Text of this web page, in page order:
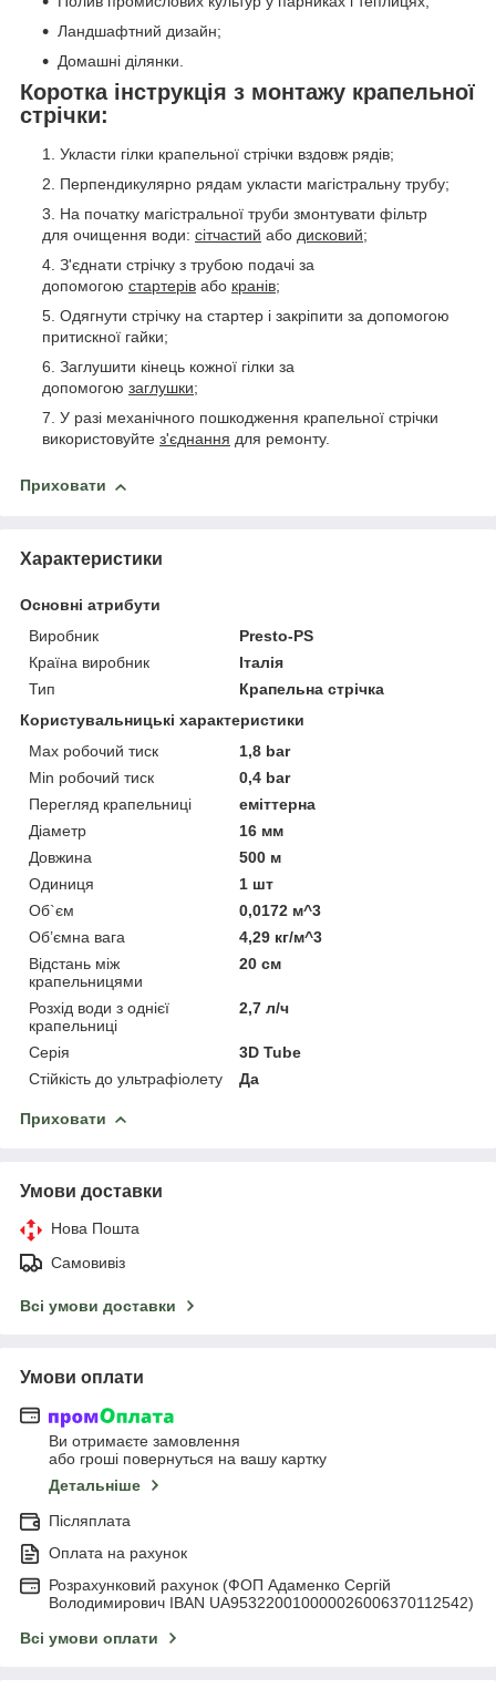
Ландшафтний дизайн;
Домашні ділянки.
Коротка інструкція з монтажу крапельної
стрічки:
Укласти гілки крапельної стрічки вздовж рядів;
Перпендикулярно рядам укласти магістральну трубу;
На початку магістральної труби змонтувати фільтр
для очищення води: сітчастий або дисковий;
З'єднати стрічку з трубою подачі за
допомогою стартерів або кранів;
Одягнути стрічку на стартер і закріпити за допомогою
притискної гайки;
Заглушити кінець кожної гілки за
допомогою заглушки;
У разі механічного пошкодження крапельної стрічки
використовуйте з'єднання для ремонту.
Приховати
Характеристики
Основні атрибути
Виробник
Presto-PS
Країна виробник
Італія
Тип
Крапельна стрічка
Користувальницькі характеристики
Max робочий тиск
1,8 bar
Min робочий тиск
0,4 bar
Перегляд крапельниці
еміттерна
Діаметр
16 мм
Довжина
500 м
Одиниця
1 шт
Об`єм
0,0172 м^3
Об’ємна вага
4,29 кг/м^3
Відстань між
крапельницями
20 см
Розхід води з однієї
крапельниці
2,7 л/ч
Серія
3D Tube
Стійкість до ультрафіолету
Да
Приховати
Умови доставки
Нова Пошта
Самовивіз
Всі умови доставки
Умови оплати
Ви отримаєте замовлення
або гроші повернуться на вашу картку
Детальніше
Післяплата
Оплата на рахунок
Розрахунковий рахунок (ФОП Адаменко Сергій
Володимирович IBAN UA953220010000026006370112542)
Всі умови оплати